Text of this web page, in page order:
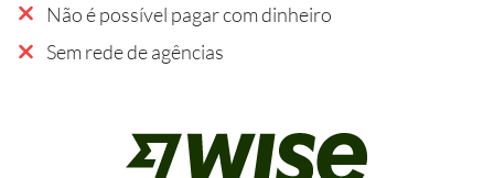
Não é possível pagar com dinheiro
Sem rede de agências